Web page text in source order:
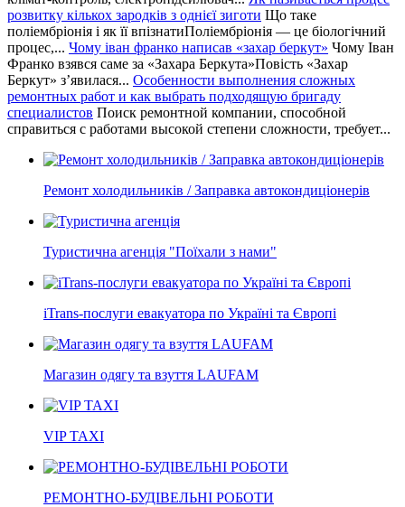
розвитку кількох зародків з однієї зиготи Що таке
поліембріонія і як її впізнатиПоліембріонія — це біологічний
процес,... Чому іван франко написав «захар беркут» Чому Іван
Франко взявся саме за «Захара Беркута»Повість «Захар
Беркут» з’явилася... Особенности выполнения сложных
ремонтных работ и как выбрать подходящую бригаду
специалистов Поиск ремонтной компании, способной
справиться с работами высокой степени сложности, требует...
Ремонт холодильників / Заправка автокондиціонерів
Туристична агенція "Поїхали з нами"
iTrans-послуги евакуатора по Україні та Європі
Магазин одягу та взуття LAUFAM
VIP TAXI
РЕМОНТНО-БУДІВЕЛЬНІ РОБОТИ